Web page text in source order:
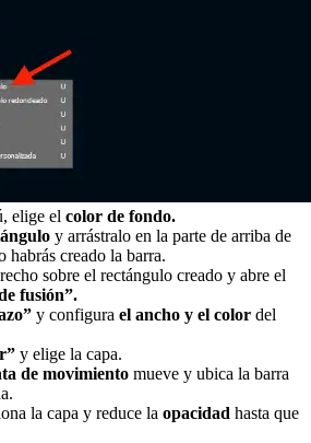
elige el color de fondo.
y arrástralo en la parte de arriba de
habrás creado la barra.
sobre el rectángulo creado y abre el
fusión”.
y configura el ancho y el color del
y elige la capa.
de movimiento mueve y ubica la barra
la capa y reduce la opacidad hasta que